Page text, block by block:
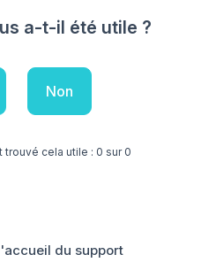
a-t-il été utile ?
Non
trouvé cela utile : 0 sur 0
du support